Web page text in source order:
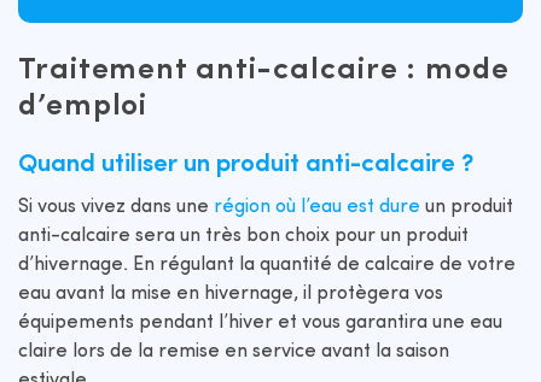
Traitement anti-calcaire : mode
d’emploi
Quand utiliser un produit anti-calcaire ?
Si vous vivez dans une région où l’eau est dure un produit
anti-calcaire sera un très bon choix pour un produit
d’hivernage. En régulant la quantité de calcaire de votre
eau avant la mise en hivernage, il protègera vos
équipements pendant l’hiver et vous garantira une eau
claire lors de la remise en service avant la saison